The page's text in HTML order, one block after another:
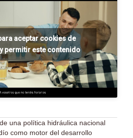
aceptar cookies de
permitir este contenido
una política hidráulica nacional
como motor del desarrollo